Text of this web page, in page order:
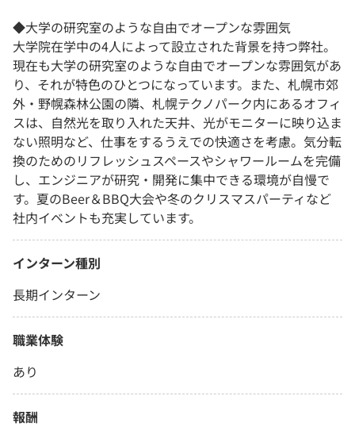
◆大学の研究室のような自由でオープンな雰囲気
大学院在学中の4人によって設立された背景を持つ弊社。
現在も大学の研究室のような自由でオープンな雰囲気があ
り、それが特色のひとつになっています。また、札幌市郊
外・野幌森林公園の隣、札幌テクノパーク内にあるオフィ
スは、自然光を取り入れた天井、光がモニターに映り込ま
ない照明など、仕事をするうえでの快適さを考慮。気分転
換のためのリフレッシュスペースやシャワールームを完備
し、エンジニアが研究・開発に集中できる環境が自慢で
す。夏のBeer＆BBQ大会や冬のクリスマスパーティなど
社内イベントも充実しています。
インターン種別
長期インターン
職業体験
あり
報酬